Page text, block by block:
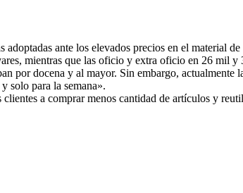
ante los elevados precios en el material de
mientras que las oficio y extra oficio en 26 mil y
por docena y al mayor. Sin embargo,
solo para la semana».
a comprar menos cantidad de artículos y